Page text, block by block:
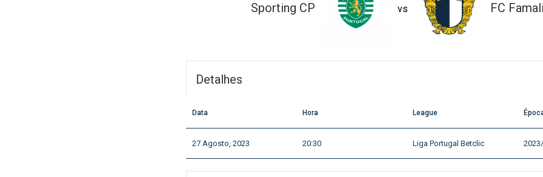
Sporting CP vs FC
Detalhes
Data Hora League
27 Agosto, 2023 20:30 Liga Portugal Betclic